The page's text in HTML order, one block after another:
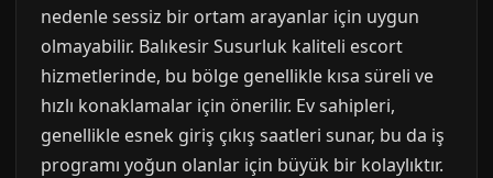
nedenle sessiz bir ortam arayanlar için uygun
olmayabilir. Balıkesir Susurluk kaliteli escort
hizmetlerinde, bu bölge genellikle kısa süreli ve
hızlı konaklamalar için önerilir. Ev sahipleri,
genellikle esnek giriş çıkış saatleri sunar, bu da iş
programı yoğun olanlar için büyük bir kolaylıktır.